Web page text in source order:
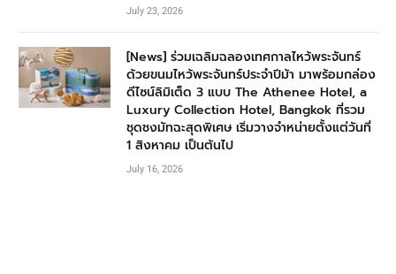
July 23, 2026
[News] ร่วมเฉลิมฉลองเทศกาลไหว้พระจันทร์
ด้วยขนมไหว้พระจันทร์ประจำปีม้า มาพร้อมกล่อง
ดีไซน์ลิมิเต็ด 3 แบบ The Athenee Hotel, a
Luxury Collection Hotel, Bangkok ที่รวม
ชุดชงมัทฉะสุดพิเศษ เริ่มวางจำหน่ายตั้งแต่วันที่
1 สิงหาคม เป็นต้นไป
July 16, 2026